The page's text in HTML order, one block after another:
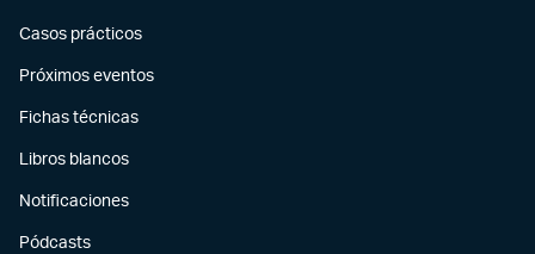
Casos prácticos
Próximos eventos
Fichas técnicas
Libros blancos
Notificaciones
Pódcasts